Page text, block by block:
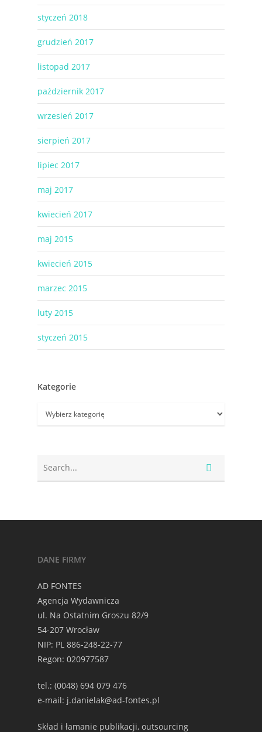
styczeń 2018
grudzień 2017
listopad 2017
październik 2017
wrzesień 2017
sierpień 2017
lipiec 2017
maj 2017
kwiecień 2017
maj 2015
kwiecień 2015
marzec 2015
luty 2015
styczeń 2015
Kategorie
Kategorie
DANE FIRMY
AD FONTES
Agencja Wydawnicza
ul. Na Ostatnim Groszu 82/9
54-207 Wrocław
NIP: PL 886-248-22-77
Regon: 020977587
tel.: (0048) 694 079 476
e-mail: j.danielak@ad-fontes.pl
Skład i łamanie publikacji, outsourcing